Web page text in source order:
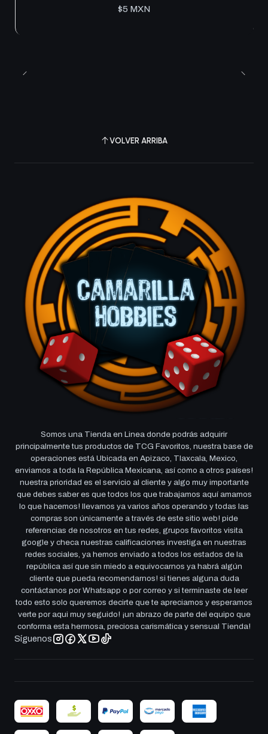
$5 MXN
VOLVER ARRIBA
Somos una Tienda en Linea donde podrás adquirir
principalmente tus productos de TCG Favoritos, nuestra base de
operaciones está Ubicada en Apizaco, Tlaxcala, Mexico,
enviamos a toda la República Mexicana, así como a otros países!
nuestra prioridad es el servicio al cliente y algo muy importante
que debes saber es que todos los que trabajamos aquí amamos
lo que hacemos! llevamos ya varios años operando y todas las
compras son únicamente a través de este sitio web! pide
referencias de nosotros en tus redes, grupos favoritos visita
google y checa nuestras calificaciones investiga en nuestras
redes sociales, ya hemos enviado a todos los estados de la
república así que sin miedo a equivocarnos ya habrá algún
cliente que pueda recomendarnos! si tienes alguna duda
contáctanos por Whatsapp o por correo y si terminaste de leer
todo esto solo queremos decirte que te apreciamos y esperamos
verte por aqui muy seguido! ¡un abrazo de parte del equipo que
conforma esta hermosa, preciosa carismática y sensual Tienda!
Síguenos